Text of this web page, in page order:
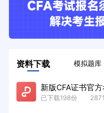
资料下载 模拟题库
新版CFA证书官
已下载198份